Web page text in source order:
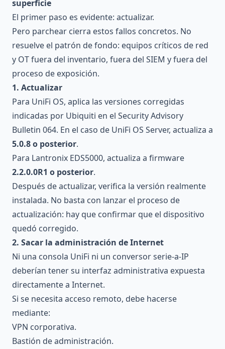
superficie
El primer paso es evidente: actualizar.
Pero parchear cierra estos fallos concretos. No
resuelve el patrón de fondo: equipos críticos de red
y OT fuera del inventario, fuera del SIEM y fuera del
proceso de exposición.
1. Actualizar
Para UniFi OS, aplica las versiones corregidas
indicadas por Ubiquiti en el Security Advisory
Bulletin 064. En el caso de UniFi OS Server, actualiza a
5.0.8 o posterior.
Para Lantronix EDS5000, actualiza a firmware
2.2.0.0R1 o posterior.
Después de actualizar, verifica la versión realmente
instalada. No basta con lanzar el proceso de
actualización: hay que confirmar que el dispositivo
quedó corregido.
2. Sacar la administración de Internet
Ni una consola UniFi ni un conversor serie-a-IP
deberían tener su interfaz administrativa expuesta
directamente a Internet.
Si se necesita acceso remoto, debe hacerse
mediante:
VPN corporativa.
Bastión de administración.